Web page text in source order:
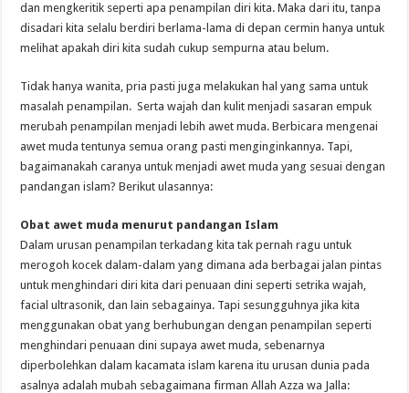
dan mengkeritik seperti apa penampilan diri kita. Maka dari itu, tanpa
disadari kita selalu berdiri berlama-lama di depan cermin hanya untuk
melihat apakah diri kita sudah cukup sempurna atau belum.
Tidak hanya wanita, pria pasti juga melakukan hal yang sama untuk
masalah penampilan. Serta wajah dan kulit menjadi sasaran empuk
merubah penampilan menjadi lebih awet muda. Berbicara mengenai
awet muda tentunya semua orang pasti menginginkannya. Tapi,
bagaimanakah caranya untuk menjadi awet muda yang sesuai dengan
pandangan islam? Berikut ulasannya:
Obat awet muda menurut pandangan Islam
Dalam urusan penampilan terkadang kita tak pernah ragu untuk
merogoh kocek dalam-dalam yang dimana ada berbagai jalan pintas
untuk menghindari diri kita dari penuaan dini seperti setrika wajah,
facial ultrasonik, dan lain sebagainya. Tapi sesungguhnya jika kita
menggunakan obat yang berhubungan dengan penampilan seperti
menghindari penuaan dini supaya awet muda, sebenarnya
diperbolehkan dalam kacamata islam karena itu urusan dunia pada
asalnya adalah mubah sebagaimana firman Allah Azza wa Jalla: